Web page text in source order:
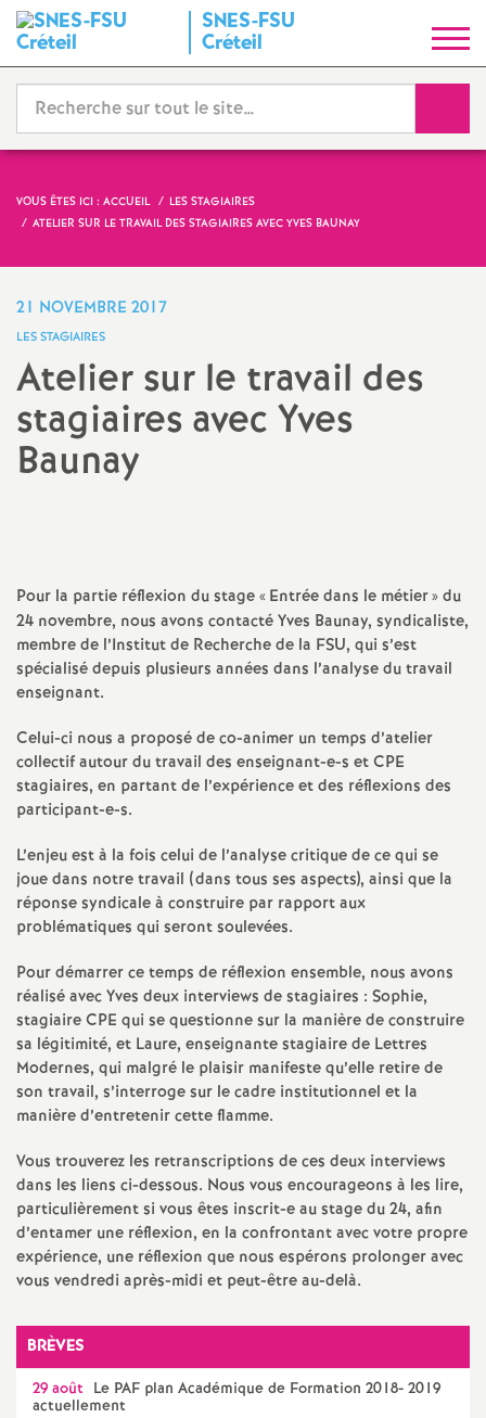
SNES-FSU
Créteil
y
n
d
i
a
t
t
i
n
l
d
e
s
E
n
s
e
i
g
VOUS ÊTES ICI : ACCUEIL
LES STAGIAIRES
ATELIER SUR LE TRAVAIL DES STAGIAIRES AVEC YVES BAUNAY
21 NOVEMBRE 2017
LES STAGIAIRES
Atelier sur le travail des
stagiaires avec Yves
Baunay
Pour la partie réflexion du stage «Entrée dans le métier» du
24 novembre, nous avons contacté Yves Baunay, syndicaliste,
membre de l’Institut de Recherche de la FSU, qui s’est
spécialisé depuis plusieurs années dans l’analyse du travail
enseignant.
Celui-ci nous a proposé de co-animer un temps d’atelier
collectif autour du travail des enseignant-e-s etCPE
stagiaires, en partant de l’expérience et des réflexions des
participant-e-s.
L’enjeu est à la fois celui de l’analyse critique de ce qui se
joue dans notre travail (dans tous ses aspects), ainsi que la
réponse syndicale à construire par rapport aux
problématiques qui seront soulevées.
Pour démarrer ce temps de réflexion ensemble, nous avons
réalisé avec Yves deux interviews de stagiaires : Sophie,
stagiaireCPE qui se questionne sur la manière de construire
sa légitimité, et Laure, enseignante stagiaire de Lettres
Modernes, qui malgré le plaisir manifeste qu’elle retire de
son travail, s’interroge sur le cadre institutionnel et la
manière d’entretenir cette flamme.
Vous trouverez les retranscriptions de ces deux interviews
dans les liens ci-dessous. Nous vous encourageons à les lire,
particulièrement si vous êtes inscrit-e au stage du 24, afin
d’entamer une réflexion, en la confrontant avec votre propre
expérience, une réflexion que nous espérons prolonger avec
vous vendredi après-midi et peut-être au-delà.
BRÈVES
29 août Le PAF plan Académique de Formation 2018- 2019
actuellement